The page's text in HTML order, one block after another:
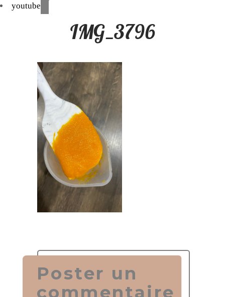
youtube
IMG_3796
Poster un
commentaire